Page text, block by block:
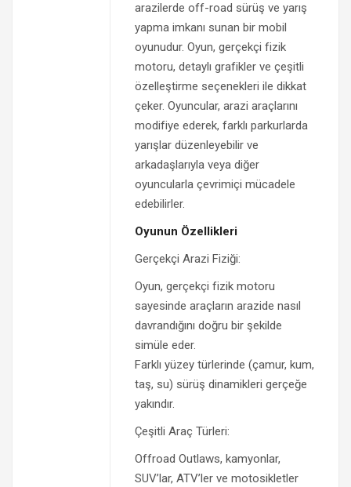
arazilerde off-road sürüş ve yarış
yapma imkanı sunan bir mobil
oyunudur. Oyun, gerçekçi fizik
motoru, detaylı grafikler ve çeşitli
özelleştirme seçenekleri ile dikkat
çeker. Oyuncular, arazi araçlarını
modifiye ederek, farklı parkurlarda
yarışlar düzenleyebilir ve
arkadaşlarıyla veya diğer
oyuncularla çevrimiçi mücadele
edebilirler.
Oyunun Özellikleri
Gerçekçi Arazi Fiziği:
Oyun, gerçekçi fizik motoru
sayesinde araçların arazide nasıl
davrandığını doğru bir şekilde
simüle eder.
Farklı yüzey türlerinde (çamur, kum,
taş, su) sürüş dinamikleri gerçeğe
yakındır.
Çeşitli Araç Türleri:
Offroad Outlaws, kamyonlar,
SUV’lar, ATV’ler ve motosikletler